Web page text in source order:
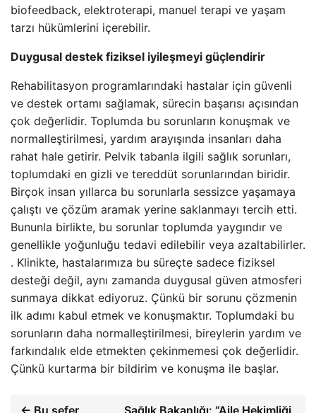
biofeedback, elektroterapi, manuel terapi ve yaşam
tarzı hükümlerini içerebilir.
Duygusal destek fiziksel iyileşmeyi güçlendirir
Rehabilitasyon programlarındaki hastalar için güvenli
ve destek ortamı sağlamak, sürecin başarısı açısından
çok değerlidir. Toplumda bu sorunların konuşmak ve
normalleştirilmesi, yardım arayışında insanları daha
rahat hale getirir. Pelvik tabanla ilgili sağlık sorunları,
toplumdaki en gizli ve tereddüt sorunlarından biridir.
Birçok insan yıllarca bu sorunlarla sessizce yaşamaya
çalıştı ve çözüm aramak yerine saklanmayı tercih etti.
Bununla birlikte, bu sorunlar toplumda yaygındır ve
genellikle yoğunluğu tedavi edilebilir veya azaltabilirler.
. Klinikte, hastalarımıza bu süreçte sadece fiziksel
desteği değil, aynı zamanda duygusal güven atmosferi
sunmaya dikkat ediyoruz. Çünkü bir sorunu çözmenin
ilk adımı kabul etmek ve konuşmaktır. Toplumdaki bu
sorunların daha normalleştirilmesi, bireylerin yardım ve
farkındalık elde etmekten çekinmemesi çok değerlidir.
Çünkü kurtarma bir bildirim ve konuşma ile başlar.
← Bu sefer
Sağlık Bakanlığı: “Aile Hekimliği